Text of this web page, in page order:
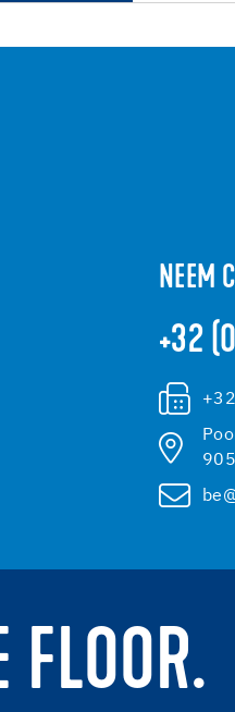
NEEM
+32
FLOOR.